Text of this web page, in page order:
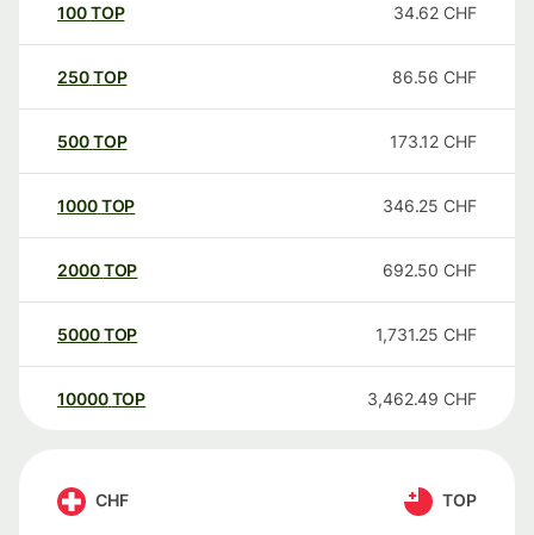
100TOP 34.62 CHF
250TOP 86.56 CHF
500TOP 173.12 CHF
1000TOP 346.25 CHF
2000TOP 692.50 CHF
5000TOP 1,731.25 CHF
10000 TOP 3,462.49 CHF
CHF TOP